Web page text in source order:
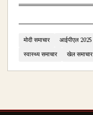
मोदी समाचार आईपीएल 2025
स्वास्थ्य समाचार
खेल समाचार